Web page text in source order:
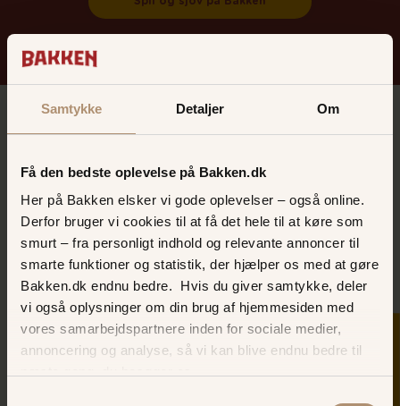
Samtykke Detaljer Om
Få den bedste oplevelse på Bakken.dk
Her på Bakken elsker vi gode oplevelser – også online.
Derfor bruger vi cookies til at få det hele til at køre som
smurt – fra personligt indhold og relevante annoncer til
smarte funktioner og statistik, der hjælper os med at gøre
Bakken.dk endnu bedre. Hvis du giver samtykke, deler
vi også oplysninger om din brug af hjemmesiden med
vores samarbejdspartnere inden for sociale medier,
annoncering og analyse, så vi kan blive endnu bedre til
SKER I DAG
Køb turbånd online - spar